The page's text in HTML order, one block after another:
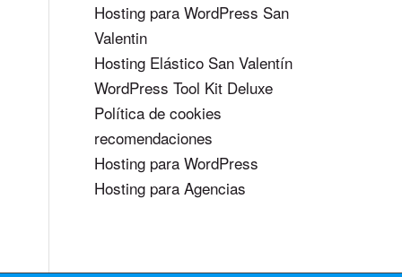
Hosting para WordPress San
Valentin
Hosting Elástico San Valentín
WordPress Tool Kit Deluxe
Política de cookies
recomendaciones
Hosting para WordPress
Hosting para Agencias